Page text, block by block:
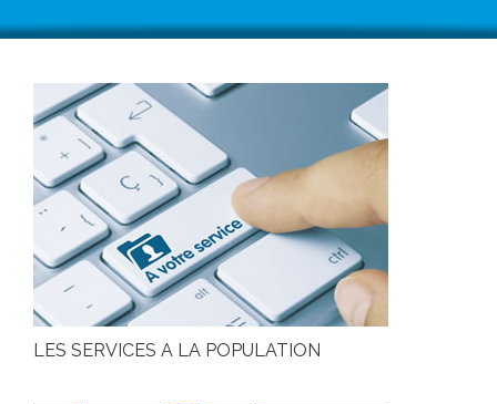
LES SERVICES A LA POPULATION